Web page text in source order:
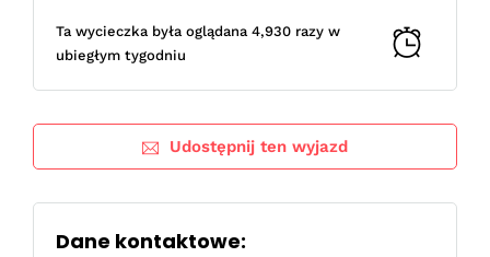
Ta wycieczka była oglądana 4,930 razy w
ubiegłym tygodniu
Udostępnij ten wyjazd
Dane kontaktowe: